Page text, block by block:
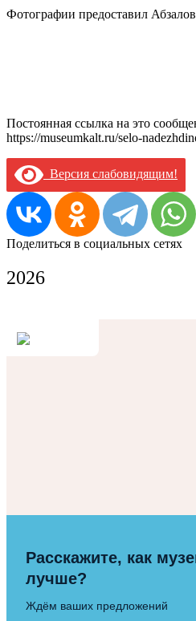
Фотографии предоставил
Постоянная ссылка на это
https://museumkalt.ru/selo-
Версия слабовидящим!
Поделиться в социальных сетях
2026
Расскажите, как
лучше?
Ждём ваших предложений